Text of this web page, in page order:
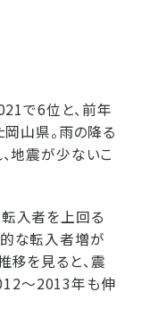
で6位と、前年
山県。雨の降る
地震が少ないこ
入者を上回る
な転入者増が
移を見ると、震
～2013年も伸